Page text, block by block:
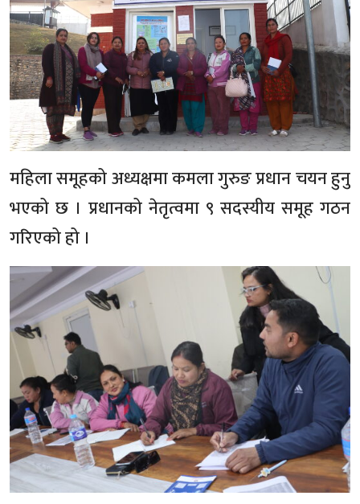
महिला समूहको अध्यक्षमा कमला गुरुङ प्रधान चयन हुनु
भएको छ । प्रधानको नेतृत्वमा ९ सदस्यीय समूह गठन
गरिएको हो ।